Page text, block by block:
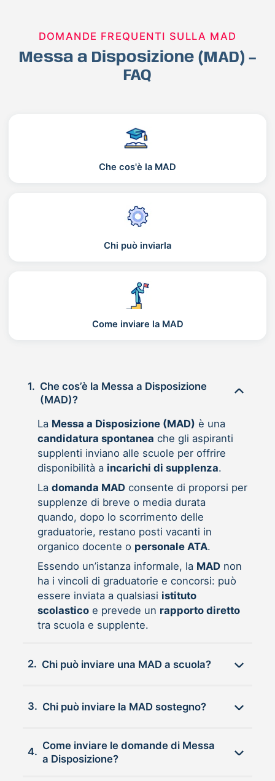
DOMANDE FREQUENTI SULLA MAD
Messa a Disposizione (MAD) –
FAQ
Che cos'è la MAD
Chi può inviarla
Come inviare la MAD
1. Che cos’è la Messa a Disposizione
(MAD)?
La Messa a Disposizione (MAD) è una
candidatura spontanea che gli aspiranti
supplenti inviano alle scuole per offrire
disponibilità a incarichi di supplenza.
La domanda MADconsente di proporsi per
supplenze di breve o media durata
quando, dopo lo scorrimento delle
graduatorie, restano posti vacanti in
organico docente o personale ATA.
Essendo un’istanza informale, la MADnon
ha i vincoli di graduatorie e concorsi: può
essere inviata a qualsiasi istituto
scolasticoe prevede un rapporto diretto
tra scuola e supplente.
2. Chi può inviare una MAD a scuola?
3. Chi può inviare la MAD sostegno?
4.
Come inviare le domande di Messa
a Disposizione?